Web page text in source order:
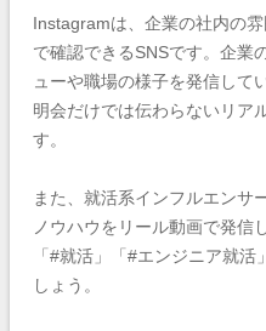
Instagramは、企業の社内の
で確認できるSNSです。企業
ューや職場の様子を発信して
明会だけでは伝わらないリア
す。
また、就活系インフルエンサ
ノウハウをリール動画で発信
「#就活」「#エンジニア就
しょう。